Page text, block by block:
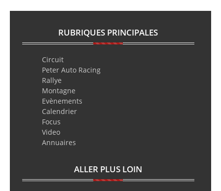
RUBRIQUES PRINCIPALES
Circuit
Peter Auto Racing
Rallye
Montagne
Evènements
Calendrier
Focus
Video
Annuaires
ALLER PLUS LOIN